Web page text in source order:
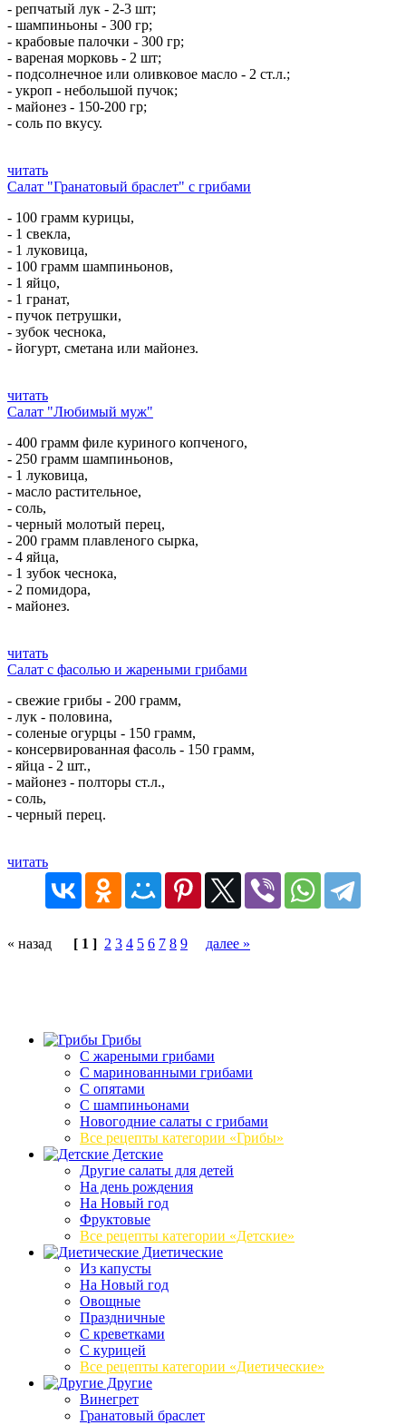
- репчатый лук - 2-3 шт;
- шампиньоны - 300 гр;
- крабовые палочки - 300 гр;
- вареная морковь - 2 шт;
- подсолнечное или оливковое масло - 2 ст.л.;
- укроп - небольшой пучок;
- майонез - 150-200 гр;
- соль по вкусу.
читать
Салат "Гранатовый браслет" с грибами
- 100 грамм курицы,
- 1 свекла,
- 1 луковица,
- 100 грамм шампиньонов,
- 1 яйцо,
- 1 гранат,
- пучок петрушки,
- зубок чеснока,
- йогурт, сметана или майонез.
читать
Салат "Любимый муж"
- 400 грамм филе куриного копченого,
- 250 грамм шампиньонов,
- 1 луковица,
- масло растительное,
- соль,
- черный молотый перец,
- 200 грамм плавленого сырка,
- 4 яйца,
- 1 зубок чеснока,
- 2 помидора,
- майонез.
читать
Салат с фасолью и жареными грибами
- свежие грибы - 200 грамм,
- лук - половина,
- соленые огурцы - 150 грамм,
- консервированная фасоль - 150 грамм,
- яйца - 2 шт.,
- майонез - полторы ст.л.,
- соль,
- черный перец.
читать
« назад [ 1 ] 2 3 4 5 6 7 8 9 далее »
Грибы
C жареными грибами
C маринованными грибами
C опятами
C шампиньонами
Новогодние салаты с грибами
Все рецепты категории «Грибы»
Детские
Другие салаты для детей
На день рождения
На Новый год
Фруктовые
Все рецепты категории «Детские»
Диетические
Из капусты
На Новый год
Овощные
Праздничные
С креветками
С курицей
Все рецепты категории «Диетические»
Другие
Винегрет
Гранатовый браслет